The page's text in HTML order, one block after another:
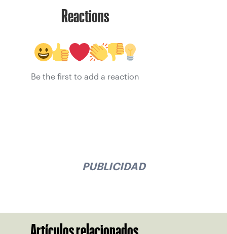
Reactions
Be the first to add a reaction
PUBLICIDAD
Artículos relacionados